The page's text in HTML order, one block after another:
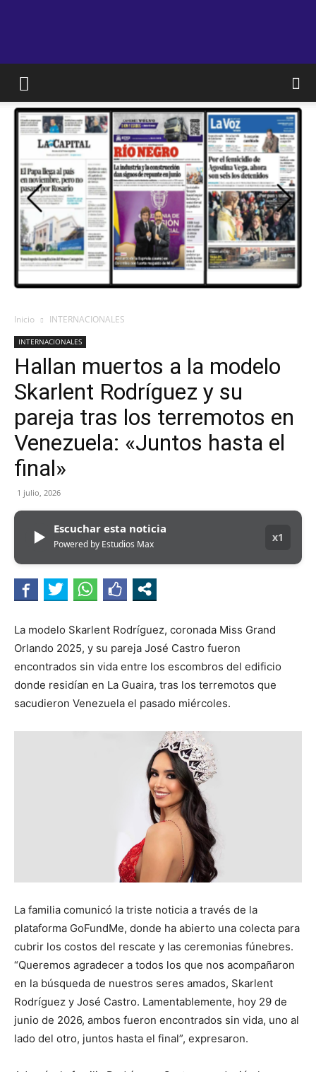
JAM
WEB
Inicio INTERNACIONALES
INTERNACIONALES
Hallan muertos a la modelo
Skarlent Rodríguez y su
pareja tras los terremotos en
Venezuela: «Juntos hasta el
final»
1 julio, 2026
▶ Escuchar esta noticia
Powered by Estudios Max
x1
La modelo Skarlent Rodríguez, coronada Miss Grand
Orlando 2025, y su pareja José Castro fueron
encontrados sin vida entre los escombros del edificio
donde residían en La Guaira, tras los terremotos que
sacudieron Venezuela el pasado miércoles.
La familia comunicó la triste noticia a través de la
plataforma GoFundMe, donde ha abierto una colecta para
cubrir los costos del rescate y las ceremonias fúnebres.
“Queremos agradecer a todos los que nos acompañaron
en la búsqueda de nuestros seres amados, Skarlent
Rodríguez y José Castro. Lamentablemente, hoy 29 de
junio de 2026, ambos fueron encontrados sin vida, uno al
lado del otro, juntos hasta el final”, expresaron.